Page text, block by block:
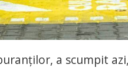
a scumpit